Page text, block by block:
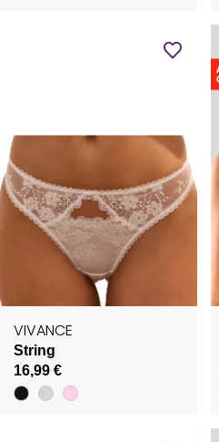
VIVANCE
String
16,99 €